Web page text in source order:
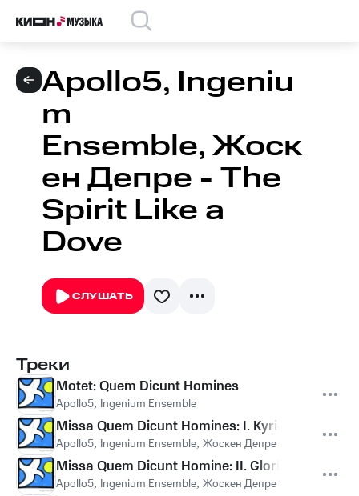
Apollo5, Ingeniu
m
Ensemble, Жоск
ен Депре - The
Spirit Like a
Dove
СЛУШАТЬ
Треки
Motet: Quem Dicunt Homines
Apollo5, Ingenium Ensemble
Missa Quem Dicunt Homines: I. Kyrie
Apollo5, Ingenium Ensemble, Жоскен Депре
Missa Quem Dicunt Homine: II. Gloria
Apollo5, Ingenium Ensemble, Жоскен Депре